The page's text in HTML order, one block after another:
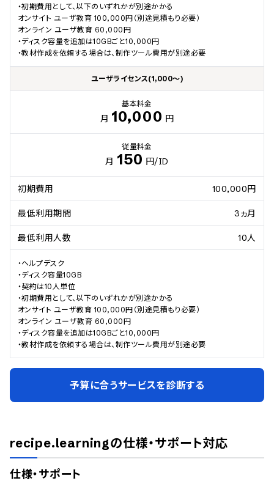
・初期費用として、以下のいずれかが別途かかる
オンサイト ユーザ教育 100,000円（別途見積もり必要）
オンライン ユーザ教育 60,000円
・ディスク容量を追加は10GBごと10,000円
・教材作成を依頼する場合は、制作ツール費用が別途必要
ユーザライセンス(1,000～)
基本料金
月 10,000 円
従量料金
月 150 円/ID
初期費用 100,000円
最低利用期間 3ヵ月
最低利用人数 10人
・ヘルプデスク
・ディスク容量10GB
・契約は10人単位
・初期費用として、以下のいずれかが別途かかる
オンサイト ユーザ教育 100,000円（別途見積もり必要）
オンライン ユーザ教育 60,000円
・ディスク容量を追加は10GBごと10,000円
・教材作成を依頼する場合は、制作ツール費用が別途必要
予算に合うサービスを診断する
recipe.learningの仕様・サポート対応
仕様・サポート